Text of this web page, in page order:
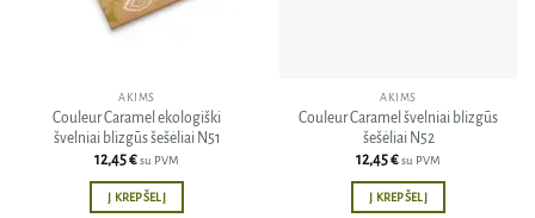
AKIMS
Couleur Caramel ekologiški
švelniai blizgūs šešėliai N51
12,45€su PVM
Į KREPŠELĮ
AKIMS
Couleur Caramel švelniai blizgūs
šešėliai N52
12,45€su PVM
Į KREPŠELĮ